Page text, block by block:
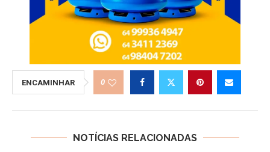
ENCAMINHAR 0
NOTÍCIAS RELACIONADAS